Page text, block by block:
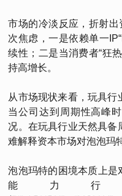
市场的冷淡反应，折射出
次焦虑，一是依赖单一
续性；二是当消费者“狂
持高增长。
从市场现状来看，玩具行
当公司达到周期性高峰
况。在玩具行业天然具备
难解释资本市场对泡泡玛
泡泡玛特的困境本质上是
能力行